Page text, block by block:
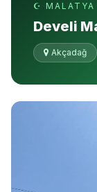
☪ MALATYA
Develi
Akçadağ